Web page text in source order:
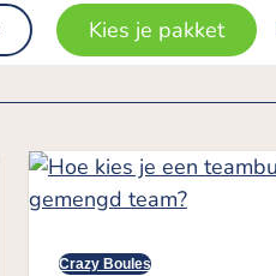
Kies je pakket
Crazy Boules